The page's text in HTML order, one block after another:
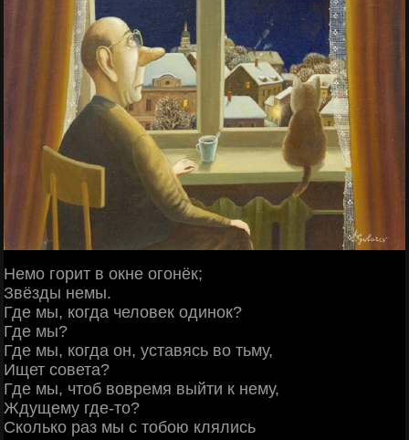
Немо горит в окне огонёк;
Звёзды немы.
Где мы, когда человек одинок?
Где мы?
Где мы, когда он, уставясь во тьму,
Ищет совета?
Где мы, чтоб вовремя выйти к нему,
Ждущему где-то?
Сколько раз мы с тобою клялись